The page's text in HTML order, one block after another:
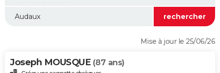
WEEK-END
Alimentation
Guide de la santé
Maladies
Médicaments
Sommeil
Mise à jour le 25/06/26
Joseph MOUSQUE (87 ans)